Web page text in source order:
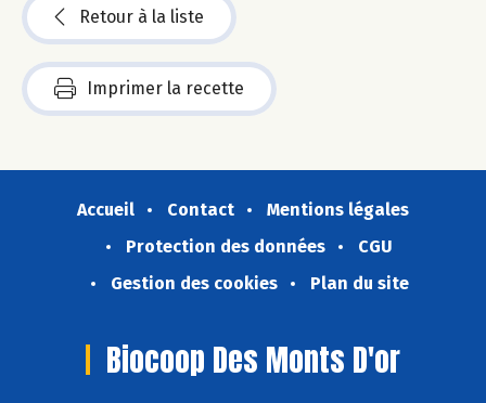
Retour à la liste
Imprimer la recette
Accueil Contact
Mentions légales
Protection des données
CGU
Gestion des cookies
Plan du site
Biocoop Des Monts D'or